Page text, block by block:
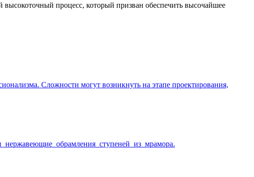
высокоточный процесс, который призван обеспечить высочайшее
Сложности могут возникнуть на этапе проектирования,
нержавеющие обрамления ступеней из мрамора.